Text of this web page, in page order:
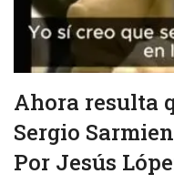
Ahora resulta
Sergio
Por Jesús